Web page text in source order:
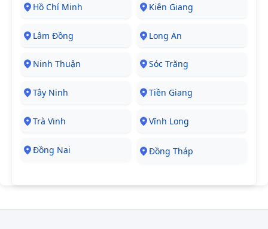
Hồ Chí Minh Kiên Giang
Lâm Đồng Long An
Ninh Thuận Sóc Trăng
Tây Ninh Tiền Giang
Trà Vinh Vĩnh Long
Đồng Nai Đồng Tháp